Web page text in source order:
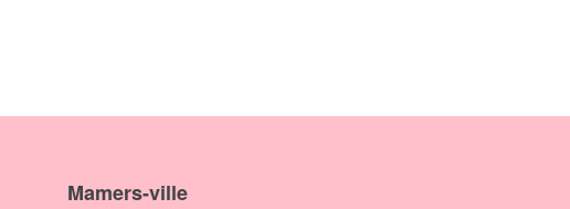
Mamers-ville